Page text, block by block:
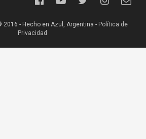
- Hecho en Azul, Argentina - Política de
Privacidad